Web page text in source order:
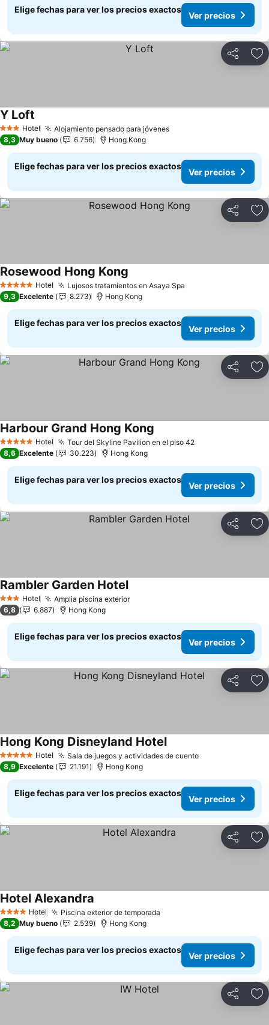
Elige fechas para ver los precios exactos
Ver precios
Compartir
3 Estrellas
Hotel Alojamiento pensado para jóvenes
Y Loft
8,3 Muy bueno 6.756 Hong Kong
Elige fechas para ver los precios exactos
Ver precios
Compartir
5 Estrellas Hotel Lujosos tratamientos en Asaya Spa
Rosewood Hong Kong
9,3 Excelente 8.273 Hong Kong
Elige fechas para ver los precios exactos
Ver precios
Compartir
5 Estrellas Hotel Tour del Skyline Pavilion en el piso 42
Harbour Grand Hong Kong
8,6 Excelente 30.223 Hong Kong
Elige fechas para ver los precios exactos
Ver precios
Compartir
3 Estrellas
Hotel Amplia piscina exterior
Rambler Garden Hotel
6,8 6.887 Hong Kong
Elige fechas para ver los precios exactos
Ver precios
Compartir
5 Estrellas Hotel Sala de juegos y actividades de cuento
Hong Kong Disneyland Hotel
8,9 Excelente 21.191 Hong Kong
Elige fechas para ver los precios exactos
Ver precios
Compartir
4 EstrellasHotel Piscina exterior de temporada
Hotel Alexandra
8,2 Muy bueno 2.539 Hong Kong
Elige fechas para ver los precios exactos
Ver precios
Compartir